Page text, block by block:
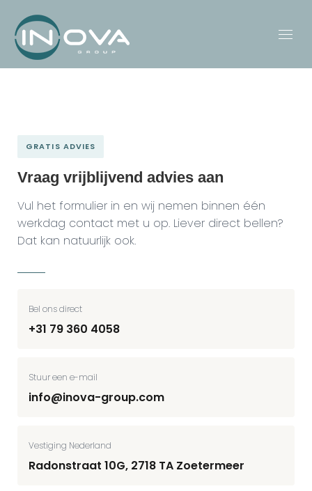
GRATIS ADVIES
Vraag vrijblijvend advies aan
Vul het formulier in en wij nemen binnen één
werkdag contact met u op. Liever direct bellen?
Dat kan natuurlijk ook.
Bel ons direct
+31 79 360 4058
Stuur een e-mail
info@inova-group.com
Vestiging Nederland
Radonstraat 10G, 2718 TA Zoetermeer